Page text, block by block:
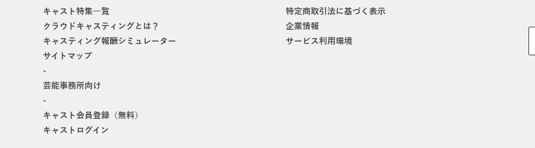
キャスト特集一覧
クラウドキャスティングとは？
キャスティング報酬シミュレーター
サイトマップ
-
芸能事務所向け
-
キャスト会員登録（無料）
キャストログイン
特定商取引法に基づく表示
企業情報
サービス利用環境